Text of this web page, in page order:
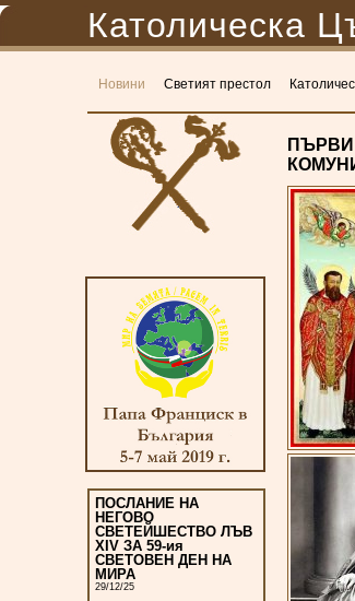
Католическа
Новини Светият престол
ПОСЛАНИЕ НА
НЕГОВО
СВЕТЕЙШЕСТВО ЛЪВ
XIV ЗА 59-ия
СВЕТОВЕН ДЕН НА
МИРА
29/12/25